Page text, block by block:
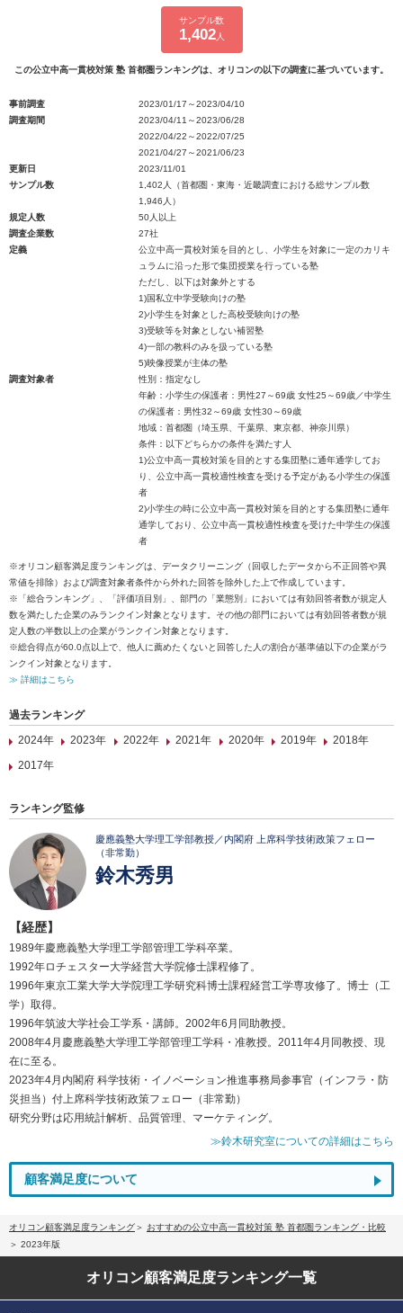
サンプル数
1,402人
この公立中高一貫校対策 塾 首都圏ランキングは、オリコンの以下の調査に基づいています。
事前調査
2023/01/17～2023/04/10
調査期間
2023/04/11～2023/06/28
2022/04/22～2022/07/25
2021/04/27～2021/06/23
更新日
2023/11/01
サンプル数
1,402人（首都圏・東海・近畿調査における総サンプル数
1,946人）
規定人数
50人以上
調査企業数
27社
定義
公立中高一貫校対策を目的とし、小学生を対象に一定のカリキ
ュラムに沿った形で集団授業を行っている塾
ただし、以下は対象外とする
1)国私立中学受験向けの塾
2)小学生を対象とした高校受験向けの塾
3)受験等を対象としない補習塾
4)一部の教科のみを扱っている塾
5)映像授業が主体の塾
調査対象者
性別：指定なし
年齢：小学生の保護者：男性27～69歳 女性25～69歳／中学生
の保護者：男性32～69歳 女性30～69歳
地域：首都圏（埼玉県、千葉県、東京都、神奈川県）
条件：以下どちらかの条件を満たす人
1)公立中高一貫校対策を目的とする集団塾に通年通学してお
り、公立中高一貫校適性検査を受ける予定がある小学生の保護
者
2)小学生の時に公立中高一貫校対策を目的とする集団塾に通年
通学しており、公立中高一貫校適性検査を受けた中学生の保護
者
※オリコン顧客満足度ランキングは、データクリーニング（回収したデータから不正回答や異
常値を排除）および調査対象者条件から外れた回答を除外した上で作成しています。
※「総合ランキング」、「評価項目別」、部門の「業態別」においては有効回答者数が規定人
数を満たした企業のみランクイン対象となります。その他の部門においては有効回答者数が規
定人数の半数以上の企業がランクイン対象となります。
※総合得点が60.0点以上で、他人に薦めたくないと回答した人の割合が基準値以下の企業がラ
ンクイン対象となります。
≫ 詳細はこちら
過去ランキング
2024年
2023年 2022年 2021年 2020年 2019年
2018年
2017年
ランキング監修
慶應義塾大学理工学部教授／内閣府 上席科学技術政策フェロー
（非常勤）
鈴木秀男
【経歴】
1989年慶應義塾大学理工学部管理工学科卒業。
1992年ロチェスター大学経営大学院修士課程修了。
1996年東京工業大学大学院理工学研究科博士課程経営工学専攻修了。博士（工
学）取得。
1996年筑波大学社会工学系・講師。2002年6月同助教授。
2008年4月慶應義塾大学理工学部管理工学科・准教授。2011年4月同教授、現
在に至る。
2023年4月内閣府 科学技術・イノベーション推進事務局参事官（インフラ・防
災担当）付上席科学技術政策フェロー（非常勤）
研究分野は応用統計解析、品質管理、マーケティング。
≫鈴木研究室についての詳細はこちら
顧客満足度について
オリコン顧客満足度ランキング
おすすめの公立中高一貫校対策 塾 首都圏ランキング・比較
2023年版
オリコン顧客満足度ランキング一覧